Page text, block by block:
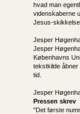
hvad man
videnskaberne
Jesus-
Jesper
Jesper
Københavns
tekstkilde åbner
tid.
Jesper
Pressen skrev
"Det første